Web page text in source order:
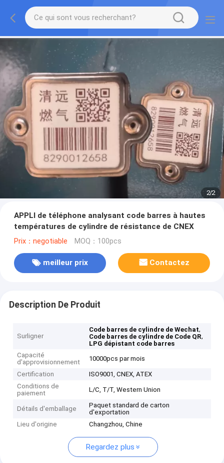
2/2
APPLI de téléphone analysant code barres à hautes
températures de cylindre de résistance de CNEX
Prix：negotiable MOQ：100pcs
meilleur prix Contactez
Description De Produit
Surligner
Code barres de cylindre de Wechat,
Code barres de cylindre de Code QR,
LPG dépistant code barres
Capacité
d'approvisionnement
10000pcs par mois
Certification
ISO9001, CNEX, ATEX
Conditions de
paiement
L/C, T/T, Western Union
Détails d'emballage
Paquet standard de carton
d'exportation
Lieu d'origine
Changzhou, Chine
Regardez plus